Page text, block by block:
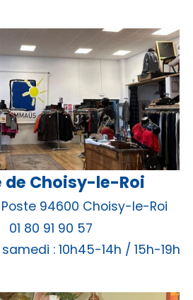
de Choisy-le-Roi
Poste 94600 Choisy-le-Roi
01 80 91 90 57
: 10h45-14h / 15h-19h